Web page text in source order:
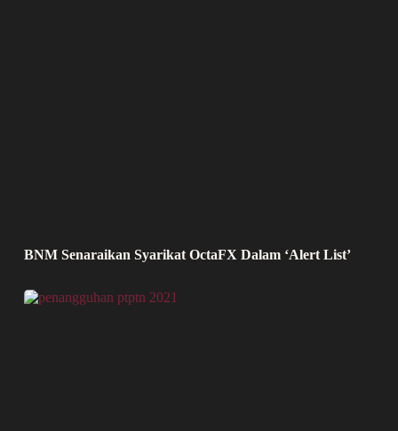
BNM Senaraikan Syarikat OctaFX Dalam ‘Alert List’